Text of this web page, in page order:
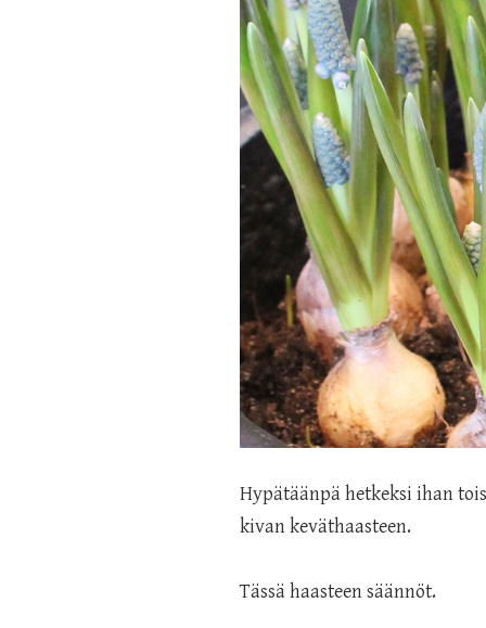
Hypätäänpä hetkeksi ihan
kivan keväthaasteen.
Tässä haasteen säännöt.